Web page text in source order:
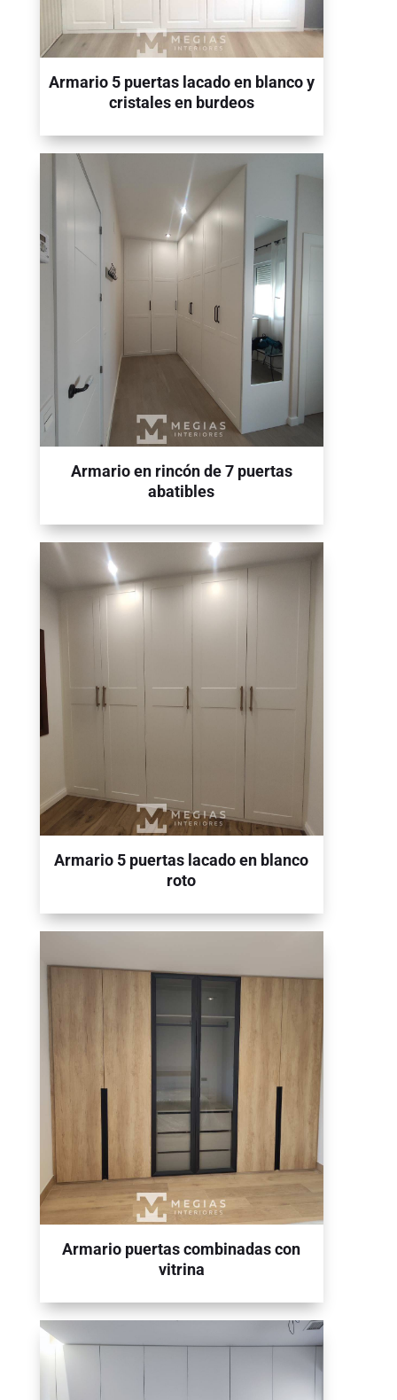
Armario 5 puertas lacado en blanco y
cristales en burdeos
Armario en rincón de 7 puertas
abatibles
Armario 5 puertas lacado en blanco
roto
Armario puertas combinadas con
vitrina